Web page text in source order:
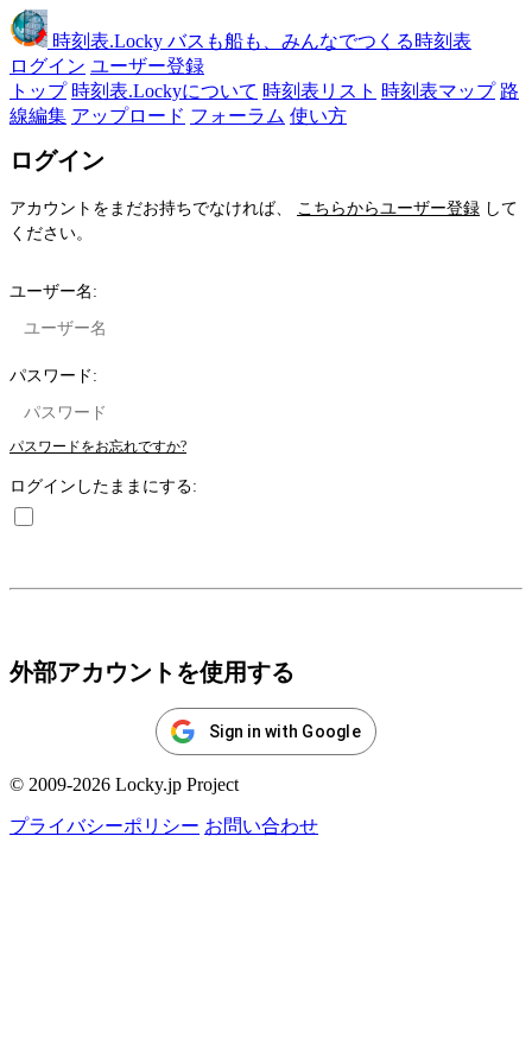
時刻表.Locky バスも船も、みんなでつくる時刻表
ログイン ユーザー登録
トップ 時刻表.Lockyについて 時刻表リスト 時刻表マップ 路
線編集 アップロード フォーラム 使い方
ログイン
アカウントをまだお持ちでなければ、 こちらからユーザー登録 して
ください。
ユーザー名:
パスワード:
パスワードをお忘れですか?
ログインしたままにする:
外部アカウントを使用する
Sign in with Google
© 2009-2026 Locky.jp Project
プライバシーポリシー お問い合わせ